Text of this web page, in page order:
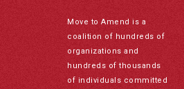
Move to Amend is a
coalition of hundreds of
organizations and
hundreds of thousands
of individuals committed